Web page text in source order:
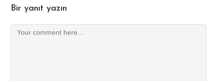
Bir yanıt yazın
Comment